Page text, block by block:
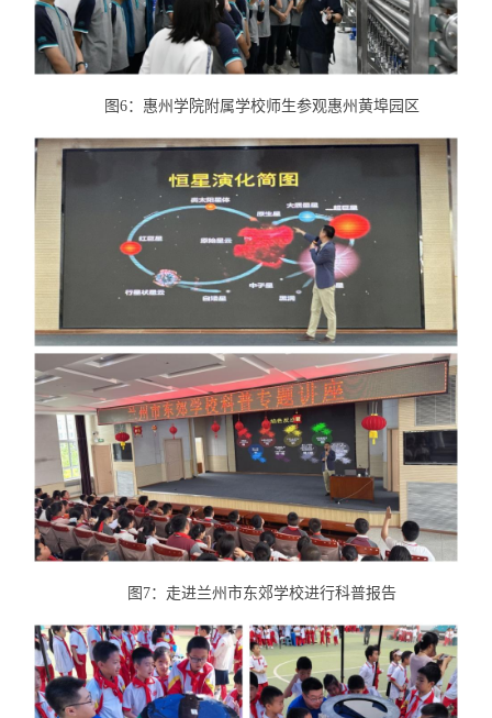
图6：惠州学院附属学校师生参观惠州黄埠园区
图7：走进兰州市东郊学校进行科普报告